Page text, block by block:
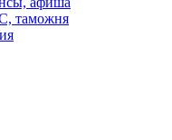
таможня